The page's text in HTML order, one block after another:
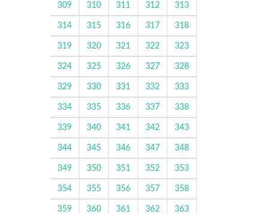
309 310 311 312 313
314 315 316 317 318
319 320 321 322 323
324 325 326 327 328
329 330 331 332 333
334 335 336 337 338
339 340 341 342 343
344 345 346 347 348
349 350 351 352 353
354 355 356 357 358
359 360 361 362 363